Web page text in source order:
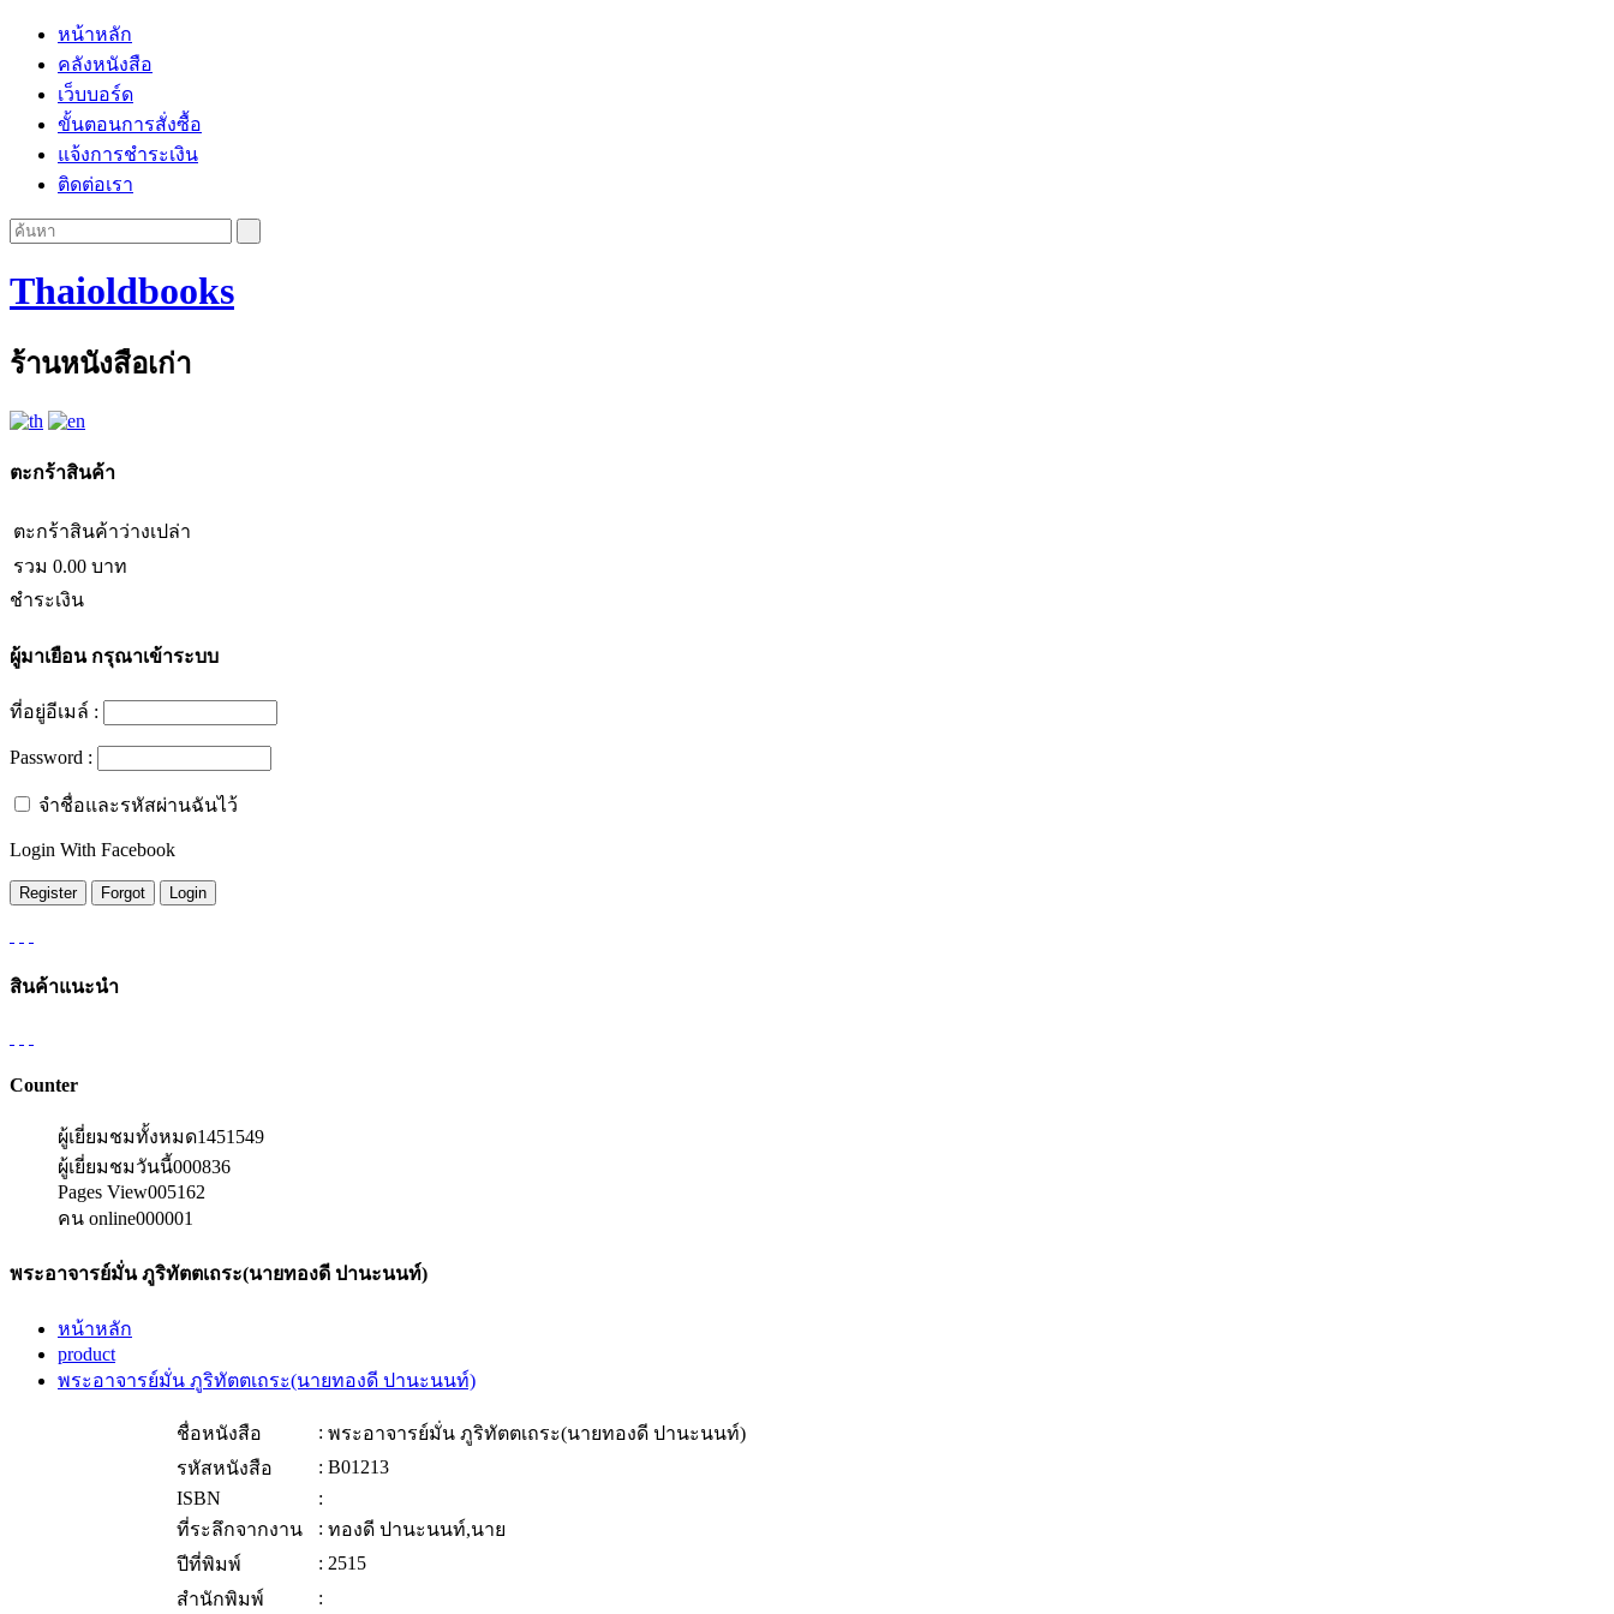
หน้าหลัก
คลังหนังสือ
เว็บบอร์ด
ขั้นตอนการสั่งซื้อ
แจ้งการชำระเงิน
ติดต่อเรา
Thaioldbooks
ร้านหนังสือเก่า
ตะกร้าสินค้า
ตะกร้าสินค้าว่างเปล่า
รวม 0.00 บาท
ชำระเงิน
ผู้มาเยือนกรุณาเข้าระบบ
ที่อยู่อีเมล์ :
Password :
จำชื่อและรหัสผ่านฉันไว้
Login With Facebook
สินค้าแนะนำ
Counter
ผู้เยี่ยมชมทั้งหมด1451549
ผู้เยี่ยมชมวันนี้000836
Pages View005162
คน online000001
พระอาจารย์มั่น ภูริทัตตเถระ(นายทองดี ปานะนนท์)
หน้าหลัก
product
พระอาจารย์มั่น ภูริทัตตเถระ(นายทองดี ปานะนนท์)
ชื่อหนังสือ : พระอาจารย์มั่น ภูริทัตตเถระ(นายทองดี ปานะนนท์)
รหัสหนังสือ
: B01213
ISBN
:
ที่ระลึกจากงาน
: ทองดี ปานะนนท์,นาย
ปีที่พิมพ์
: 2515
สำนักพิมพ์
: